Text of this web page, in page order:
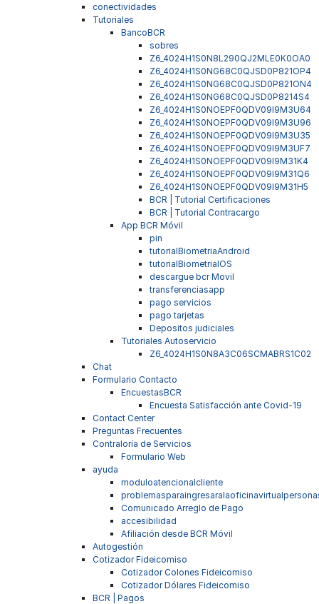
conectividades
Tutoriales
BancoBCR
sobres
Z6_4024H1S0N8L290QJ2MLE0K0OA0
Z6_4024H1S0NG68C0QJSD0P821OP4
Z6_4024H1S0NG68C0QJSD0P821ON4
Z6_4024H1S0NG68C0QJSD0P8214S4
Z6_4024H1S0NOEPF0QDV09I9M3U64
Z6_4024H1S0NOEPF0QDV09I9M3U96
Z6_4024H1S0NOEPF0QDV09I9M3U35
Z6_4024H1S0NOEPF0QDV09I9M3UF7
Z6_4024H1S0NOEPF0QDV09I9M31K4
Z6_4024H1S0NOEPF0QDV09I9M31Q6
Z6_4024H1S0NOEPF0QDV09I9M31H5
BCR | Tutorial Certificaciones
BCR | Tutorial Contracargo
App BCR Móvil
pin
tutorialBiometriaAndroid
tutorialBiometriaIOS
descargue bcr Movil
transferenciasapp
pago servicios
pago tarjetas
Depositos judiciales
Tutoriales Autoservicio
Z6_4024H1S0N8A3C06SCMABRS1C02
Chat
Formulario Contacto
EncuestasBCR
Encuesta Satisfacción ante Covid-19
Contact Center
Preguntas Frecuentes
Contraloría de Servicios
Formulario Web
ayuda
moduloatencionalcliente
Comunicado Arreglo de Pago
accesibilidad
Afiliación desde BCR Móvil
Autogestión
Cotizador Fideicomiso
Cotizador Colones Fideicomiso
Cotizador Dólares Fideicomiso
BCR | Pagos